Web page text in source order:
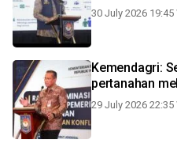
30 July 2026 19:45
Kemendagri:
pertanahan
29 July 2026 22:35